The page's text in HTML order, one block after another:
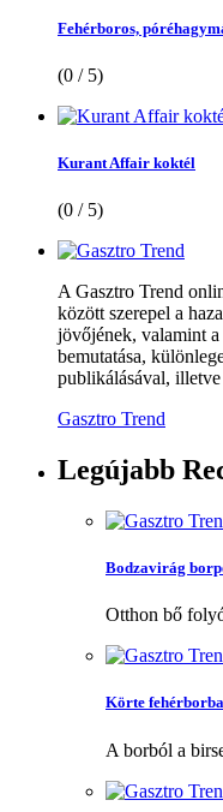
Fehérboros,
(0 / 5)
Kurant Affair koktél
(0 / 5)
A Gasztro Trend
között szerepel a
jövőjének, valamint
bemutatása,
publikálásával,
Gasztro Trend
Legújabb
Bodzavirág
Otthon bő
Körte
A borból a